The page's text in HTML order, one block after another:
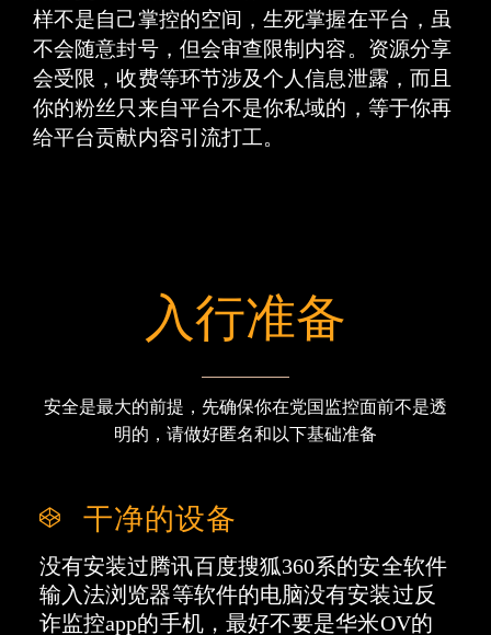
样不是自己掌控的空间，生死掌握在平台，虽
不会随意封号，但会审查限制内容。资源分享
会受限，收费等环节涉及个人信息泄露，而且
你的粉丝只来自平台不是你私域的，等于你再
给平台贡献内容引流打工。
入行准备
安全是最大的前提，先确保你在党国监控面前不是透
明的，请做好匿名和以下基础准备
干净的设备
没有安装过腾讯百度搜狐360系的安全软件
输入法 浏览器等软件的电脑没有安装过反
诈监控app的手机，最好不要是华米OV的